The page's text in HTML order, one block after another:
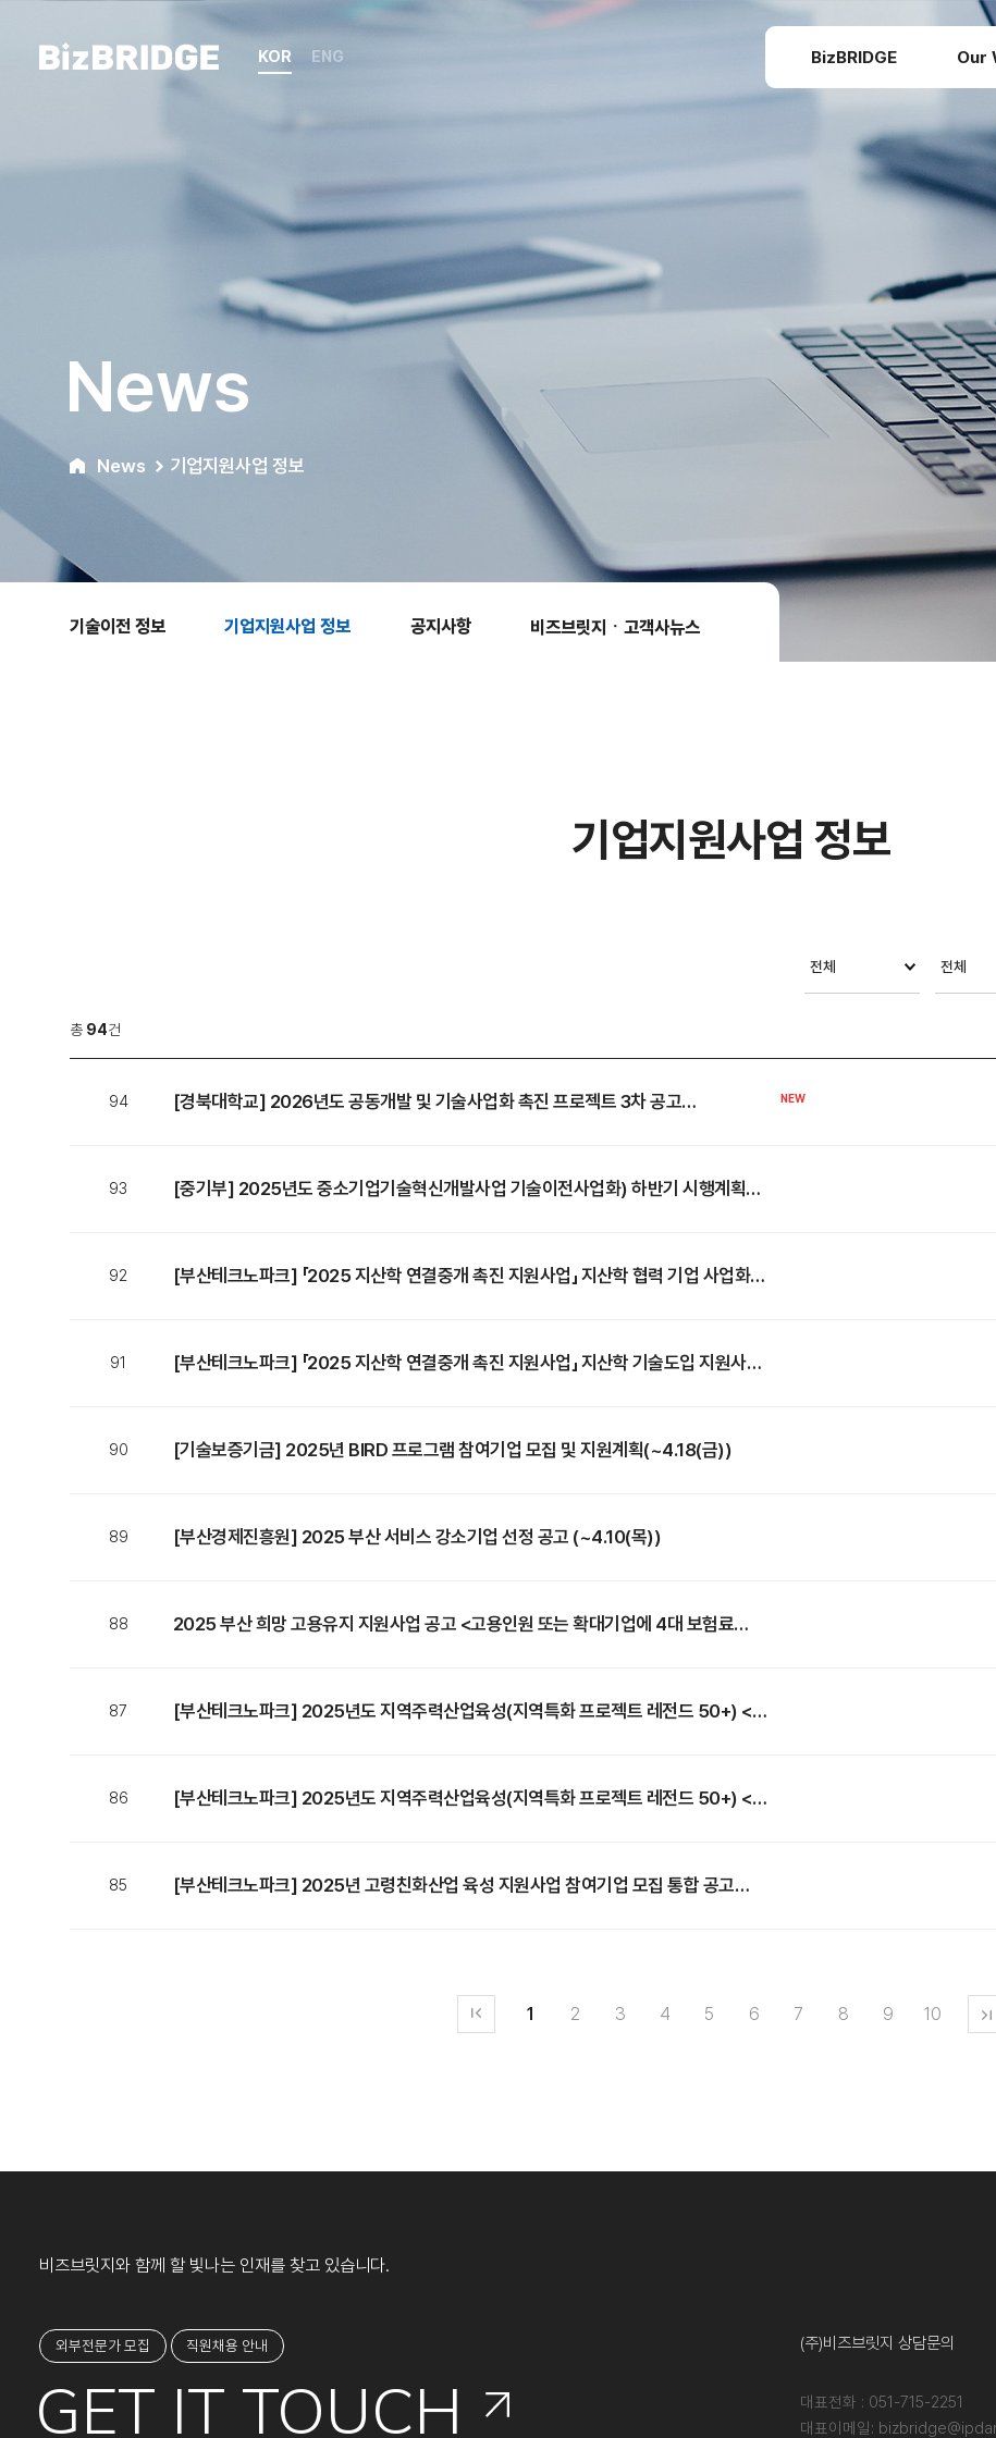
KOR ENG BizBRIDGE Our
News
News 기업지원사업 정보​
기술이전 정보​ 기업지원사업 정보​ 공지사항 비즈브릿지ㆍ고객사뉴스​
기업지원사업 정보​
총 94건
94
[경북대학교] 2026년도 공동개발 및 기술사업화 촉진 프로젝트 3차 공고
93
[중기부] 2025년도 중소기업기술혁신개발사업 기술이전사업화) 하반기 시행계획
92
[부산테크노파크] 「2025 지산학 연결중개 촉진 지원사업」 지산학 협력 기업 사업화
91
[부산테크노파크] 「2025 지산학 연결중개 촉진 지원사업」 지산학 기술도입 지원사업
90 [기술보증기금] 2025년 BIRD 프로그램 참여기업 모집 및 지원계획(~4.18(금))
89 [부산경제진흥원] 2025 부산 서비스 강소기업 선정 공고 (~4.10(목))
88
2025 부산 희망 고용유지 지원사업 공고 <고용인원 또는 확대기업에 4대 보험료
87
[부산테크노파크] 2025년도 지역주력산업육성(지역특화 프로젝트 레전드 50+) <
86
[부산테크노파크] 2025년도 지역주력산업육성(지역특화 프로젝트 레전드 50+) <
85
[부산테크노파크] 2025년 고령친화산업 육성 지원사업 참여기업 모집 통합 공고
1 2 3 4 5 6 7 8 9 10
비즈브릿지와 함께 할 빛나는 인재를 찾고 있습니다.
외부전문가 모집 직원채용 안내
GET IT TOUCH
(주)비즈브릿지 상담문의
대표전화 : 051-715-2251
대표이메일: